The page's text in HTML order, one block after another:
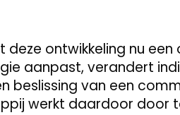
deze ontwikkeling nu
aanpast, verandert
beslissing van een
werkt daardoor door